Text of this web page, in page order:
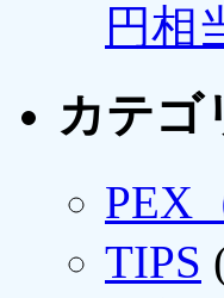
円相
カテゴ
PEX
TIPS